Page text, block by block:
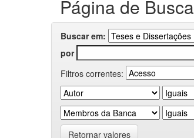
Página de Busca
Buscar em:
por
Filtros correntes:
Retornar valores